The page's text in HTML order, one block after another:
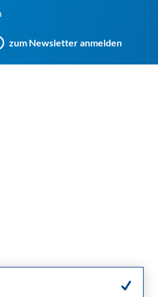
zum Newsletter anmelden